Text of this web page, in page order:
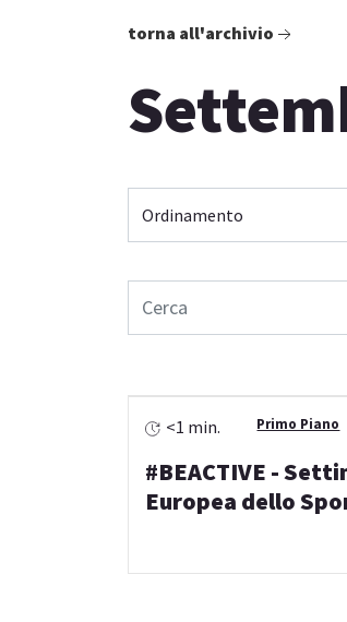
torna all'archivio
Primo Piano
<1 min.
#BEACTIVE -
Europea dello